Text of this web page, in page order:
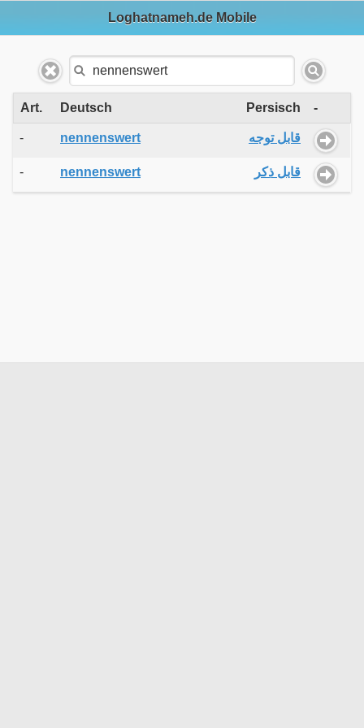
Loghatnameh.de Mobile
Art. Deutsch Persisch -
- nennenswert قابل توجه
- nennenswert قابل ذکر